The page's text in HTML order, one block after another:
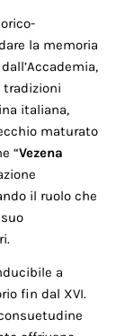
la memoria
tradizioni
italiana,
maturato
“Vezena
il ruolo che
a
fin dal XVI.